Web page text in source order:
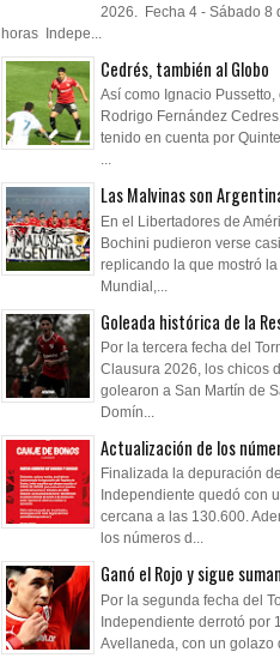
2026. Fecha 4 - Sábado 8
horas Indepe...
Cedrés, también al Globo
Así como Ignacio
Rodrigo Fernández
tenido en cuenta por
...
Las Malvinas son
En el Libertadores de
Bochini pudieron verse
replicando la que mostró
Mundial,...
Goleada histórica de la
Por la tercera fecha del
Clausura 2026, los chicos
golearon a San Martín de
Domín...
Actualización de los
Finalizada la depuración
Independiente quedó con
cercana a las 130.600.
los números d...
Ganó el Rojo y sigue
Por la segunda fecha del
Independiente derrotó por
Avellaneda, con un golazo